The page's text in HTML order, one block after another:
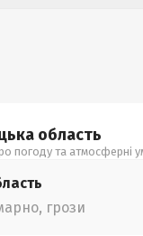
область
погоду та атмосферні
грози